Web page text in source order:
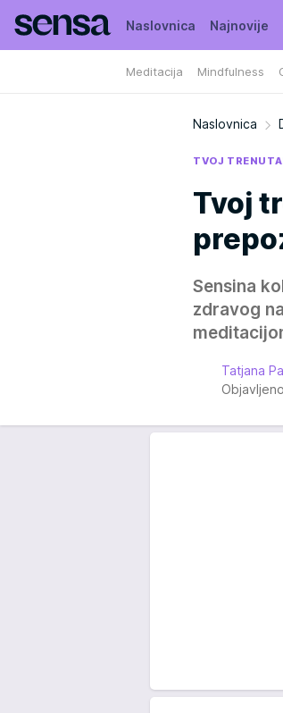
Naslovnica Najnovije
Meditacija Mindfulness
Moja Sensa Kuća
Naslovnica
TVOJ
Tvoj
Sensina
zdravog
Tatjana